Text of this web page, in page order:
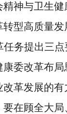
神与卫生健
型高质量发
任务提出三
委改革布
革发展的
在顾全大